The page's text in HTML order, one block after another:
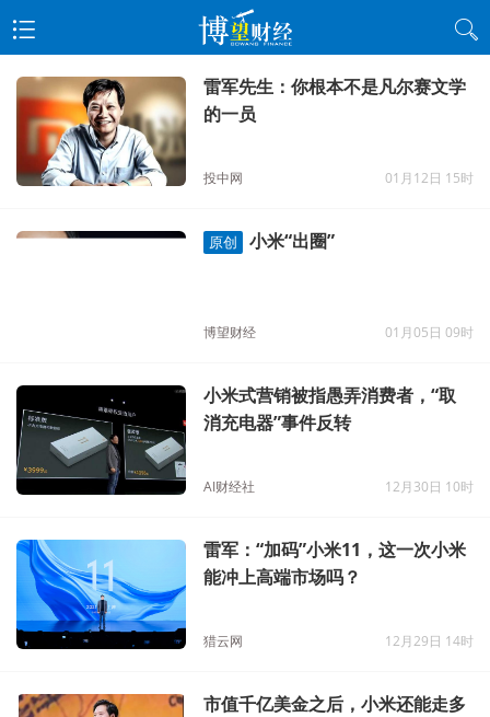
雷军先生：你根本不是凡尔赛文学
的一员
投中网 01月12日 15时
原创 小米“出圈”
博望财经 01月05日 09时
小米式营销被指愚弄消费者，“取
消充电器”事件反转
AI财经社 12月30日 10时
雷军：“加码”小米11，这一次小米
能冲上高端市场吗？
猎云网 12月29日 14时
市值千亿美金之后，小米还能走多